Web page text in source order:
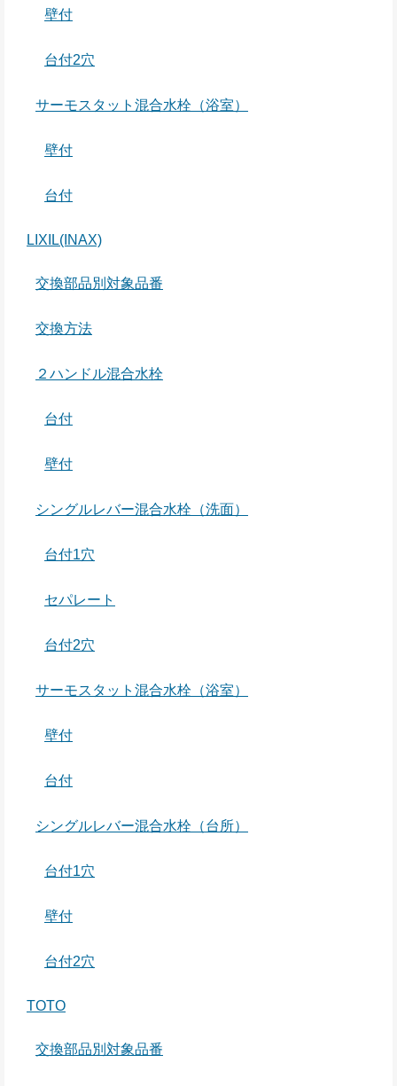
壁付
台付2穴
サーモスタット混合水栓（浴室）
壁付
台付
LIXIL(INAX)
交換部品別対象品番
交換方法
２ハンドル混合水栓
台付
壁付
シングルレバー混合水栓（洗面）
台付1穴
セパレート
台付2穴
サーモスタット混合水栓（浴室）
壁付
台付
シングルレバー混合水栓（台所）
台付1穴
壁付
台付2穴
TOTO
交換部品別対象品番